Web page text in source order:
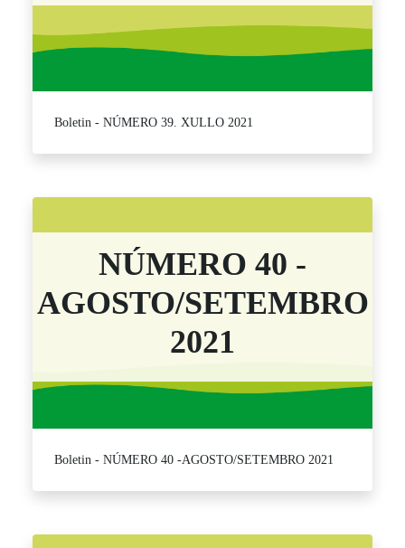
Boletin - NÚMERO 39. XULLO 2021
NÚMERO 40 -
AGOSTO/SETEMBRO
2021
Boletin - NÚMERO 40 -AGOSTO/SETEMBRO 2021